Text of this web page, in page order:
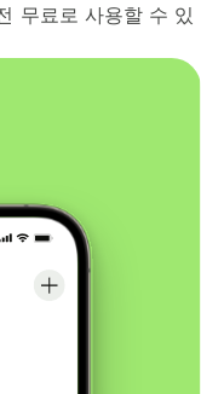
무료로 사용할 수 있